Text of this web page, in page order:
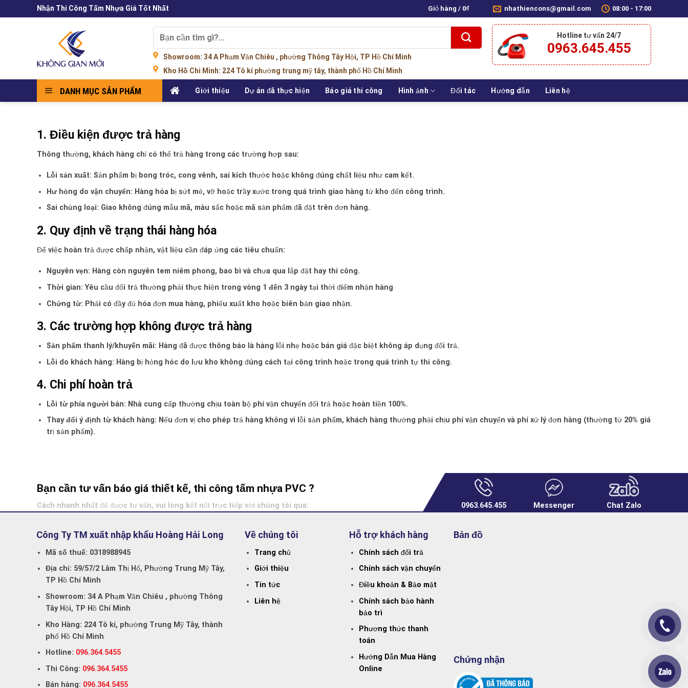
to
Nhận Thi Công Tấm Nhựa Giá Tốt Nhất Giỏ hàng / 0₫ nhathiencons@gmail.com 08:00 - 17:00
kiếm:
Showroom: 34 A Phạm Văn Chiêu , phường Thông Tây Hội, TP Hồ Chí Minh
Kho Hồ Chi Minh: 224 Tô kí phường trung mỹ tây, thành phố Hồ Chí Minh
Hotline tư vấn 24/7
0963.645.455
DANH MỤC SẢN PHẨM Giới thiệu Dự án đã thực hiện Báo giá thi công Hình ảnh Đối tác Hướng dẫn Liên hệ
1. Điều kiện được trả hàng
Thông thường, khách hàng chỉ có thể trả hàng trong các trường hợp sau:
Lỗi sản xuất: Sản phẩm bị bong tróc, cong vênh, sai kích thước hoặc không đúng chất liệu như cam kết.
Hư hỏng do vận chuyển: Hàng hóa bị sứt mẻ, vỡ hoặc trầy xước trong quá trình giao hàng từ kho đến công trình.
Sai chủng loại: Giao không đúng mẫu mã, màu sắc hoặc mã sản phẩm đã đặt trên đơn hàng.
2. Quy định về trạng thái hàng hóa
Để việc hoàn trả được chấp nhận, vật liệu cần đáp ứng các tiêu chuẩn:
Nguyên vẹn: Hàng còn nguyên tem niêm phong, bao bì và chưa qua lắp đặt hay thi công.
Thời gian: Yêu cầu đổi trả thường phải thực hiện trong vòng 1 đến 3 ngàytại thời điểm nhận hàng
Chứng từ: Phải có đầy đủ hóa đơn mua hàng, phiếu xuất kho hoặc biên bản giao nhận.
3. Các trường hợp không được trả hàng
Sản phẩm thanh lý/khuyến mãi: Hàng đã được thông báo là hàng lỗi nhẹ hoặc bán giá đặc biệt không áp dụng đổi trả.
Lỗi do khách hàng: Hàng bị hỏng hóc do lưu kho không đúng cách tại công trình hoặc trong quá trình tự thi công.
4. Chi phí hoàn trả
Lỗi từ phía người bán: Nhà cung cấp thường chịu toàn bộ phí vận chuyển đổi trả hoặc hoàn tiền 100%.
Thay đổi ý định từ khách hàng: Nếu đơn vị cho phép trả hàng không vì lỗi sản phẩm, khách hàng thường phải chịu phí vận chuyển và phí xử lý đơn hàng (thường từ 20% giá
trị sản phẩm).
Bạn cần tư vấn báo giá thiết kế, thi công tấm nhựa PVC ?
Cách nhanh nhất để được tư vấn, vui lòng kết nối trực tiếp với chúng tôi qua: 0963.645.455 Messenger Chat Zalo
Công Ty TM xuất nhập khẩu Hoàng Hải Long
Mã số thuế: 0318988945
Địa chỉ: 59/57/2 Lâm Thị Hố, Phường Trung Mỹ Tây,
TP Hồ Chí Minh
Showroom: 34 A Phạm Văn Chiêu , phường Thông
Tây Hội, TP Hồ Chí Minh
Kho Hàng: 224 Tô kí, phường Trung Mỹ Tây, thành
phố Hồ Chí Minh
Hotline: 096.364.5455
Thi Công: 096.364.5455
Bán hàng: 096.364.5455
Về chúng tôi
Trang chủ
Giới thiệu
Tin tức
Liên hệ
Hỗ trợ khách hàng
Chính sách đổi trả
Chính sách vận chuyển
Điều khoản & Bảo mật
Chính sách bảo hành
bảo trì
Phương thức thanh
toán
Hướng Dẫn Mua Hàng
Online
Bản đồ
Chứng nhận